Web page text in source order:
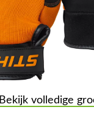
Bekijk volledige